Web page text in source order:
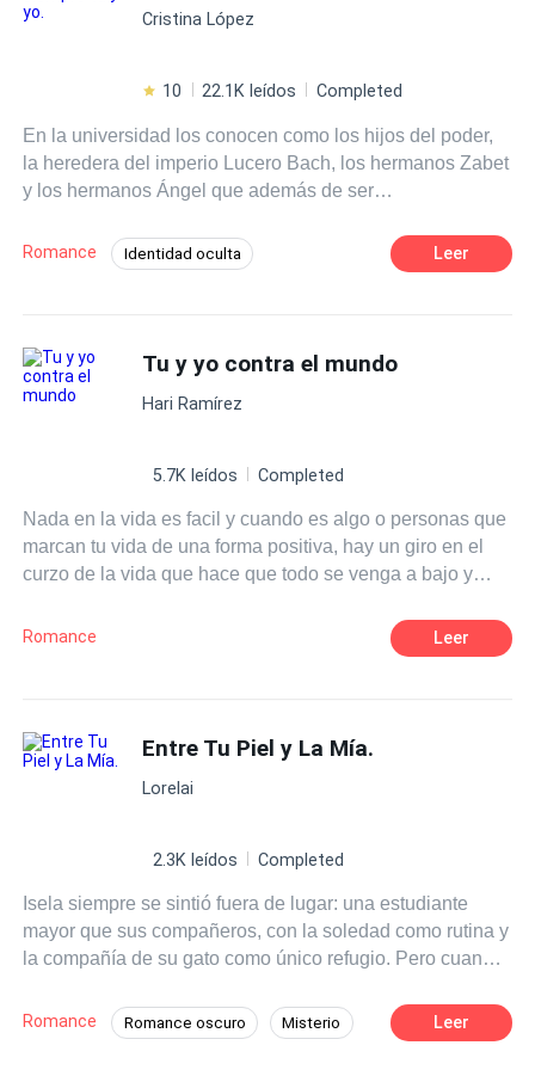
no se puede copiar.Cristina López
10 22.1K leídos Completed
En la universidad los conocen como los hijos del poder,
la heredera del imperio Lucero Bach, los hermanos Zabet
y los hermanos Ángel que además de ser
líder de la mafia Rusa y Tiago Anderson hijo de un capo
narco, se embarcan en una aventura de amor, celos,
conseguirlo? ¿el amor lo puede todo? ¿o todo es una
ilusión?
Romance Identidad oculta
Universo Alterno Campus Mafia
Leer
Tu y yo contra el mundo
Hari Ramírez
5.7K leídos Completed
Nada en la vida es facil y cuando es algo o personas que
marcan tu vida de una forma positiva, hay un giro en el
curzo de la vida que hace que todo se venga a bajo y
vuelva a su cause. Esa es la historia de Alejandro y
Jennifer. Una historia de amor tan hermoso y al mismo
Romance Leer
Entre Tu Piel y La Mía.
Lorelai
2.3K leídos Completed
Isela siempre se sintió fuera de lugar: una estudiante
mayor que sus compañeros, con la soledad como rutina y
la compañía de su gato como único refugio. Pero cuando
algo en su mirada que desnuda su alma, un peligro
disfrazado de calma que la atrae más de lo que debería.
Romance Romance oscuro Misterio Leer